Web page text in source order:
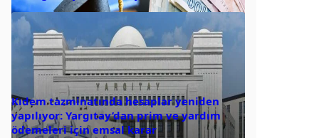
Kıdem tazminatında hesaplar yeniden
yapılıyor: Yargıtay’dan prim ve yardım
ödemeleri için emsal karar